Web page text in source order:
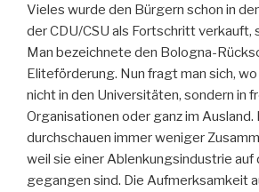
Vieles wurde den Bürgern schon in
der CDU/CSU als Fortschritt verkauft,
Man bezeichnete den Bologna-
Eliteförderung. Nun fragt man sich,
nicht in den Universitäten, sondern in
Organisationen oder ganz im Ausland.
durchschauen immer weniger
weil sie einer Ablenkungsindustrie auf
gegangen sind. Die Aufmerksamkeit